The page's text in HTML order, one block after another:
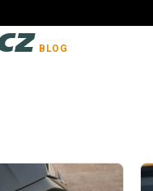
BLOG